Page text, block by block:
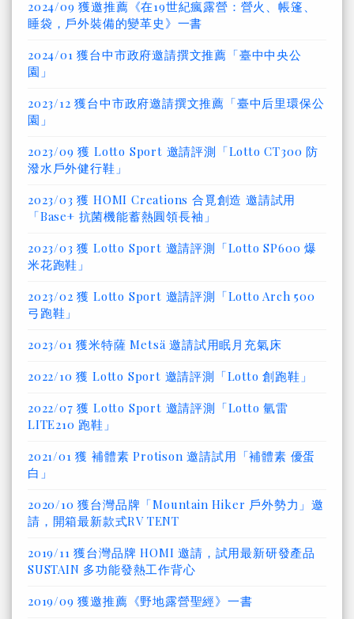
2024/09 獲邀推薦《在19世紀瘋露營：營火、帳篷、
睡袋，戶外裝備的變革史》一書
2024/01 獲台中市政府邀請撰文推薦「臺中中央公
園」
2023/12 獲台中市政府邀請撰文推薦「臺中后里環保公
園」
2023/09 獲 Lotto Sport 邀請評測「Lotto CT300 防
潑水戶外健行鞋」
2023/03 獲 HOMI Creations 合覓創造 邀請試用
「Base+ 抗菌機能蓄熱圓領長袖」
2023/03 獲 Lotto Sport 邀請評測「Lotto SP600 爆
米花跑鞋」
2023/02 獲 Lotto Sport 邀請評測「Lotto Arch 500
弓跑鞋」
2023/01 獲米特薩 Metsä 邀請試用眠月充氣床
2022/10 獲 Lotto Sport 邀請評測「Lotto 創跑鞋」
2022/07 獲 Lotto Sport 邀請評測「Lotto 氫雷
LITE210 跑鞋」
2021/01 獲 補體素 Protison 邀請試用「補體素 優蛋
白」
2020/10 獲台灣品牌「Mountain Hiker 戶外勢力」邀
請，開箱最新款式RV TENT
2019/11 獲台灣品牌 HOMI 邀請，試用最新研發產品
SUSTAIN 多功能發熱工作背心
2019/09 獲邀推薦《野地露營聖經》一書